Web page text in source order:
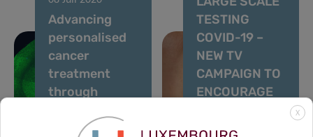
Advancing
personalised
cancer
treatment
through
“avatars”
TESTING
COVID-19 –
NEW TV
CAMPAIGN TO
ENCOURAGE
SAY#AAAH
X